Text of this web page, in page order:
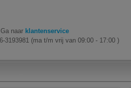
naar klantenservice
3193981 (ma t/m vrij van 09:00 - 17:00 )